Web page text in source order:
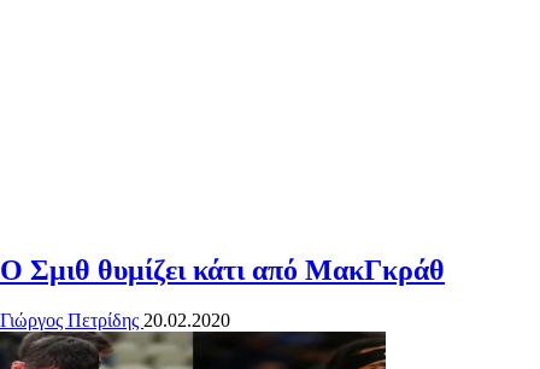
Ο Σμιθ θυμίζει κάτι από ΜακΓκράθ
Γιώργος Πετρίδης 20.02.2020